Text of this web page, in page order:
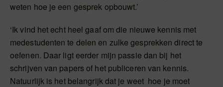
weten hoe je een gesprek opbouwt.’
‘Ik vind het echt heel gaaf om die nieuwe kennis met
medestudenten te delen en zulke gesprekken direct te
oefenen. Daar ligt eerder mijn passie dan bij het
schrijven van papers of het publiceren van kennis.
Natuurlijk is het belangrijk dat je weet hoe je moet